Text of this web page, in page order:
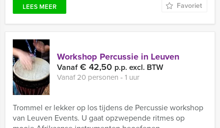
LEES MEER Favoriet
Workshop Percussie in Leuven
Vanaf€ 42,50 p.p. excl. BTW
Vanaf 20 personen ‐ 1 uur
Trommel er lekker op los tijdens de Percussie workshop
van Leuven Events. U gaat opzwepende ritmes op